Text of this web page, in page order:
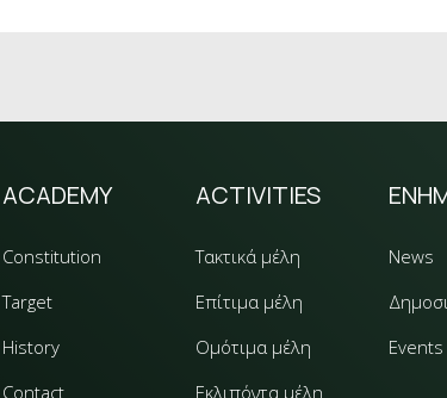
ACADEMY
Constitution
Target
History
Contact
ACTIVITIES
Τακτικά μέλη
Επίτιμα μέλη
Ομότιμα μέλη
Εκλιπόντα μέλη
News
Events